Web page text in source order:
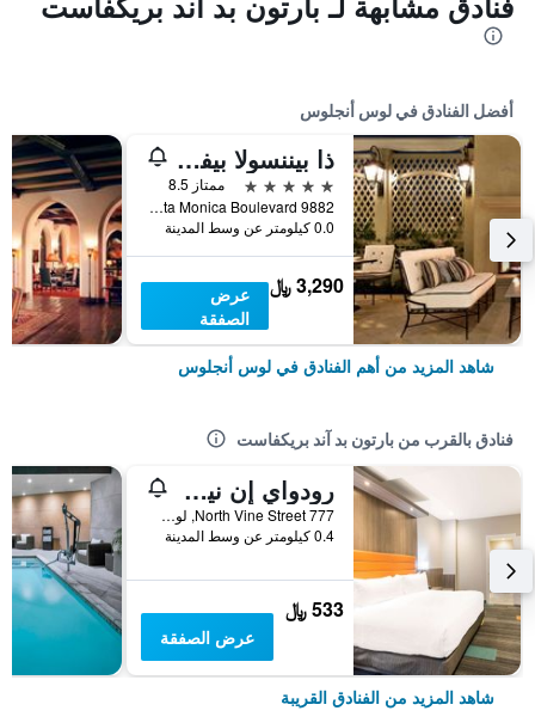
أفضل الفنادق في لوس أنجلوس
ذا بيننسولا بيفرلي هيلز
5 نجوم
ممتاز 8.5
9882 South Santa Monica Boulevard, لوس أنجلوس, CA, الولايات المتحدة الأميريكية
0.0 كيلومتر عن وسط المدينة
3,290 ﷼
عرض
الصفقة
شاهد المزيد من أهم الفنادق في لوس أنجلوس
فنادق بالقرب من بارتون بد آند بريكفاست
رودواي إن نير ميلروز أفيي
777 North Vine Street, لوس أنجلوس, CA, الولايات المتحدة الأميريكية
0.4 كيلومتر عن وسط المدينة
533 ﷼
عرض الصفقة
شاهد المزيد من الفنادق القريبة